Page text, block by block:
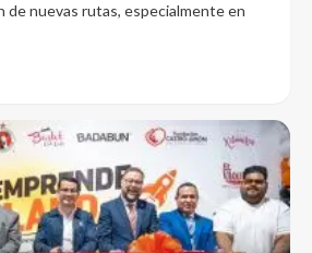
de nuevas rutas, especialmente en